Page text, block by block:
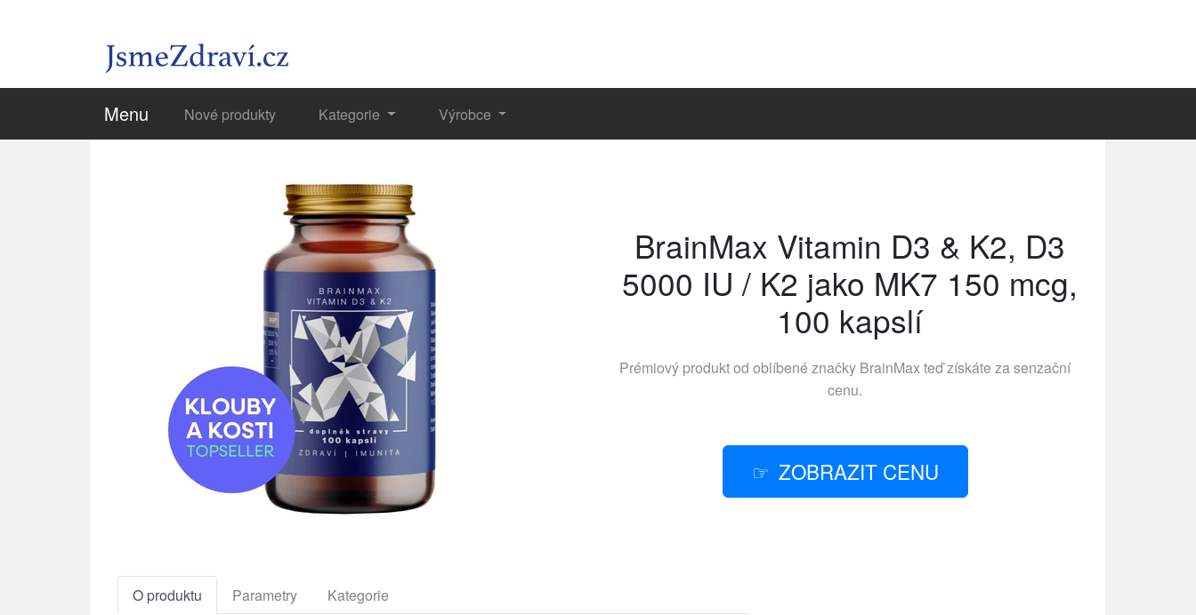
Menu Nové produkty Kategorie Výrobce
BrainMax Vitamin D3 & K2, D3
5000 IU / K2 jako MK7 150 mcg,
100 kapslí
Prémiový produkt od oblíbené značky BrainMaxteď získáte za senzační
cenu.
ZOBRAZIT CENU
O produktu Parametry Kategorie